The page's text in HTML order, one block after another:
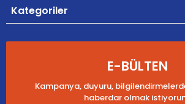
Kategoriler
E-BÜLTEN
Kampanya, duyuru,
haberdar olmak